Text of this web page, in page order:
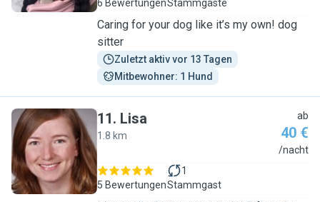
6 BewertungenStammgäste
Caring for your dog like it’s my own! dog
sitter
Zuletzt aktiv vor 13 Tagen
Mitbewohner: 1 Hund
L
11. Lisa
1.8 km
ab
40 €
/nacht
5 Bewertungen
1
Stammgast